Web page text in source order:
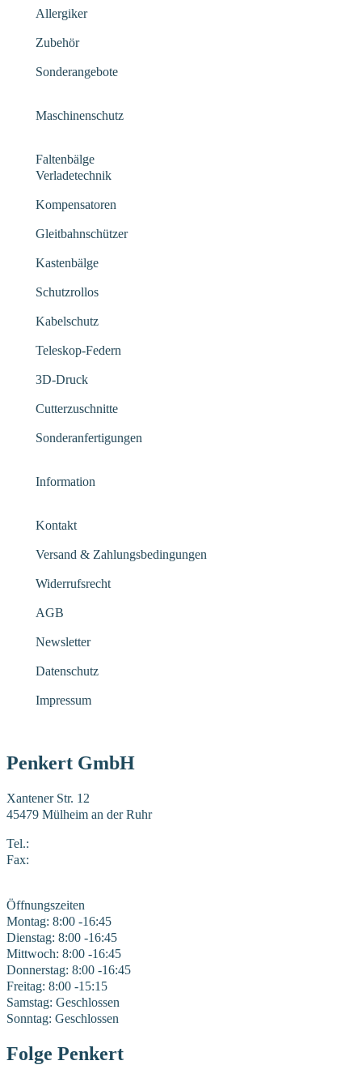
Allergiker
Zubehör
Sonderangebote
Maschinenschutz
Faltenbälge
Verladetechnik
Kompensatoren
Gleitbahnschützer
Kastenbälge
Schutzrollos
Kabelschutz
Teleskop-Federn
3D-Druck
Cutterzuschnitte
Sonderanfertigungen
Information
Kontakt
Versand & Zahlungsbedingungen
Widerrufsrecht
AGB
Newsletter
Datenschutz
Impressum
Penkert GmbH
Xantener Str. 12
45479 Mülheim an der Ruhr
Tel.:
Fax:
Öffnungszeiten
Montag: 8:00 -16:45
Dienstag: 8:00 -16:45
Mittwoch: 8:00 -16:45
Donnerstag: 8:00 -16:45
Freitag: 8:00 -15:15
Samstag: Geschlossen
Sonntag: Geschlossen
Folge Penkert